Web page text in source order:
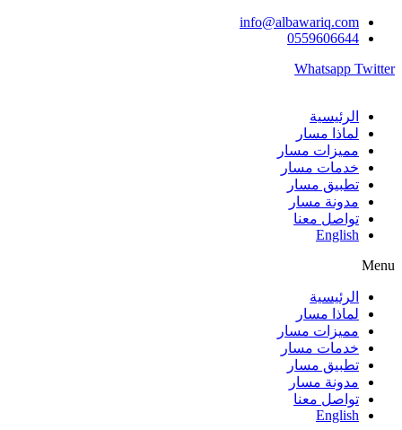
Skip
info@albawariq.com
0559606644
Whatsapp Twitter
الرئيسية
لماذا مسار
مميزات مسار
خدمات مسار
تطبيق مسار
مدونة مسار
تواصل معنا
English
Menu
الرئيسية
لماذا مسار
مميزات مسار
خدمات مسار
تطبيق مسار
مدونة مسار
تواصل معنا
English